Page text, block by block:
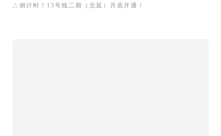
△ 倒计时！13号线二期（北延）月底开通！